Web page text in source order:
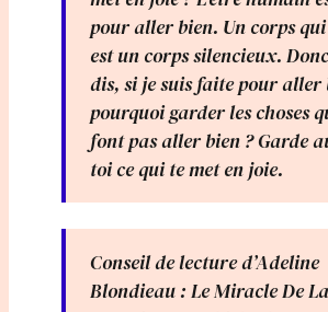
pour aller bien. Un corps
est un corps silencieux.
dis, si je suis faite pour aller
pourquoi garder les choses
font pas aller bien ? Garde
toi ce qui te met en joie.
Conseil de lecture d’Adeline
Blondieau : Le Miracle De